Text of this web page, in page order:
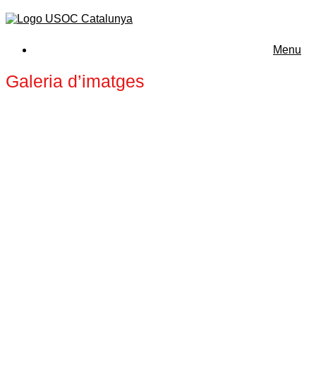
Menu
Galeria d’imatges